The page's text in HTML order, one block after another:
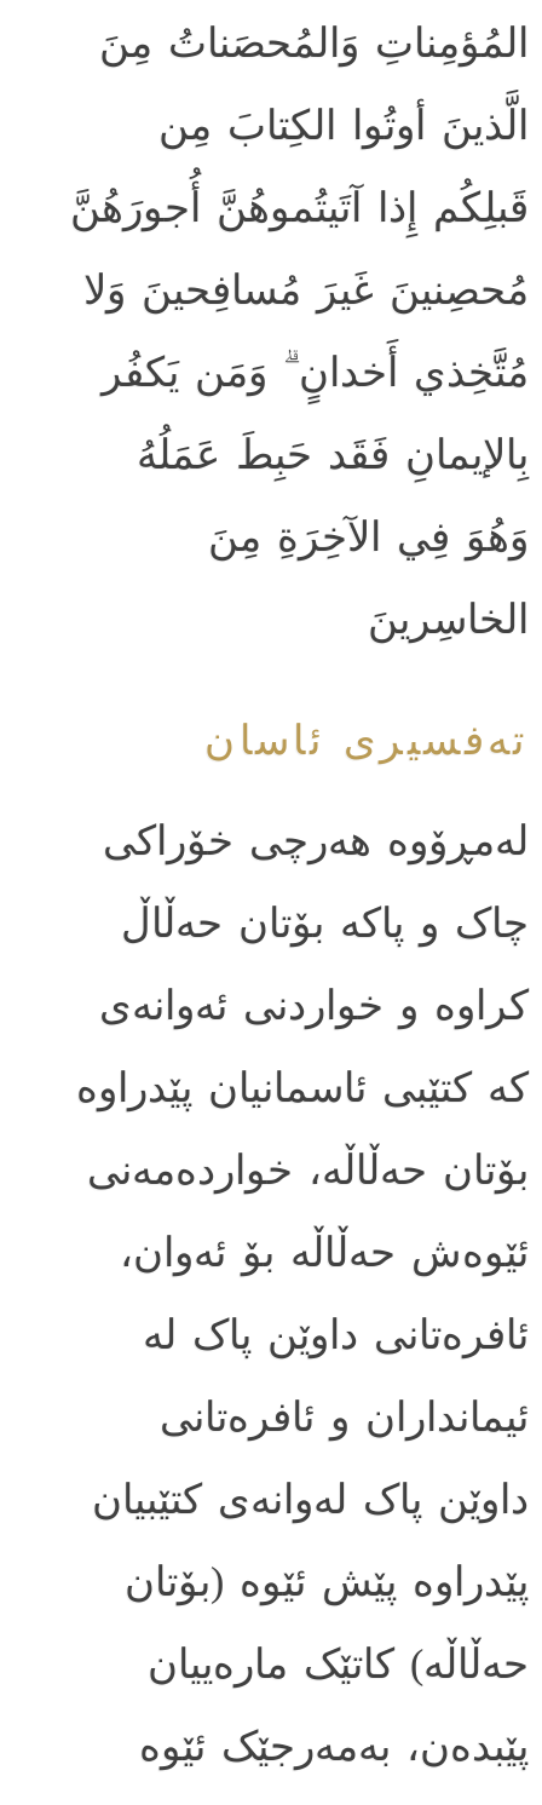
المُؤمِناتِ وَالمُحصَناتُ مِنَ
الَّذينَ أوتُوا الكِتابَ مِن
قَبلِكُم إِذا آتَيتُموهُنَّ أُجورَهُنَّ
مُحصِنينَ غَيرَ مُسافِحينَ وَلا
مُتَّخِذي أَخدانٍ ۗ وَمَن يَكفُر
بِالإيمانِ فَقَد حَبِطَ عَمَلُهُ
وَهُوَ فِي الآخِرَةِ مِنَ
الخاسِرينَ
ته‌فسیری ئاسان
له‌مڕۆوه هه‌رچی خۆراکی
چاک و پاکه بۆتان حه‌ڵاڵ
کراوه و خواردنی ئه‌وانه‌ی
که کتێبی ئاسمانیان پێدراوه
بۆتان حه‌ڵاڵه‌، خوارده‌مه‌نی
ئێوه‌ش حه‌ڵاڵه بۆ ئه‌وان،
ئافره‌تانی داوێن پاک له
ئیمانداران و ئافره‌تانی
داوێن پاک له‌وانه‌ی کتێبیان
پێدراوه پێش ئێوه (بۆتان
حه‌ڵاڵه‌) کاتێک ماره‌ییان
پێبده‌ن، به‌مه‌رجێک ئێوه